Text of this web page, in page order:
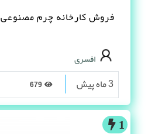
فروش کارخانه چرم مصنوعى PVC در شیراز
افسری
3 ماه پیش
1